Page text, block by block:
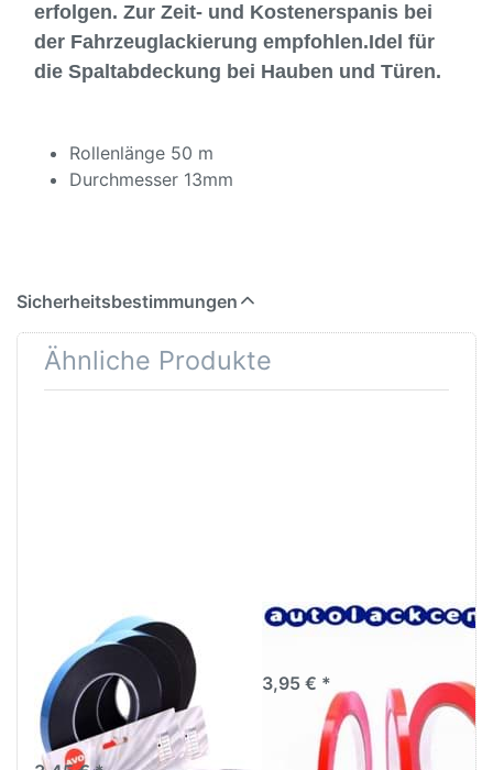
erfolgen. Zur Zeit- und Kostenerspanis bei
der Fahrzeuglackierung empfohlen.Idel für
die Spaltabdeckung bei Hauben und Türen.
Rollenlänge 50 m
Durchmesser 13mm
Sicherheitsbestimmungen
Ähnliche Produkte
AVO Zierleisten-
Klebeband
doppelseitiges
Klebeband für
Zierleisten 12mm x
10m
Zierlinienband 4mm x
3,95 € *